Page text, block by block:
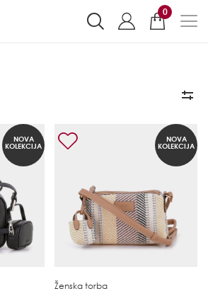
0
NOVA
KOLEKCIJA
NOVA
KOLEKCIJA
Ženska torba